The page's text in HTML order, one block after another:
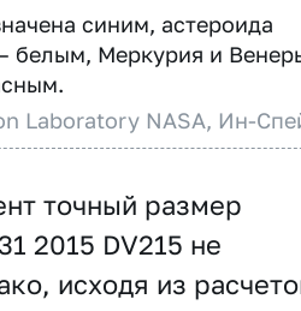
синим, астероида
белым, Меркурия и
Laboratory NASA, Ин-
точный размер
2015 DV215 не
исходя из